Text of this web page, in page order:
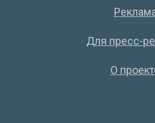
Для пресс-
О